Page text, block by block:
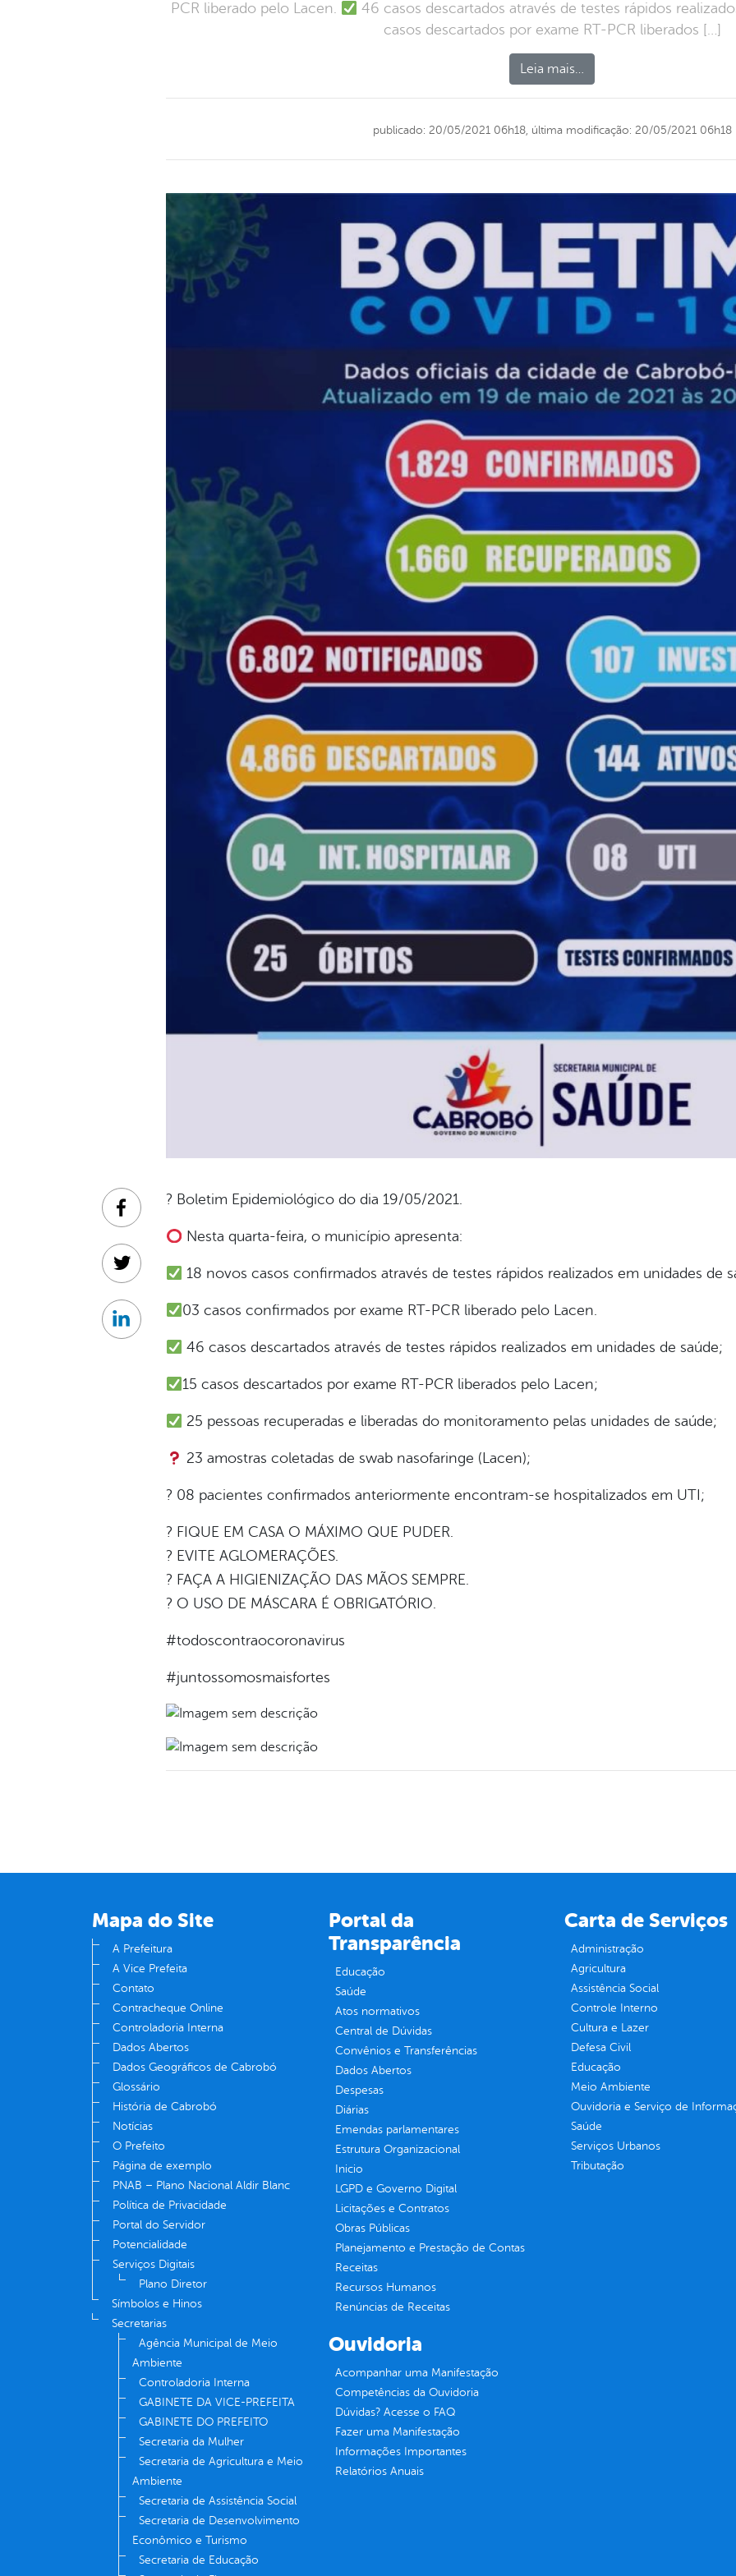
PCR liberado pelo Lacen.
46 casos descartados através de testes rápidos
casos descartados por exame RT-PCR liberados […]
Leia mais…
publicado: 20/05/2021 06h18, última modificação: 20/05/2021 06h18
? Boletim Epidemiológico do dia 19/05/2021.
Nesta quarta-feira, o município apresenta:
18 novos casos confirmados através de testes rápidos realizados em unidades de
03 casos confirmados por exame RT-PCR liberado pelo Lacen.
46 casos descartados através de testes rápidos realizados em unidades de saúde;
15 casos descartados por exame RT-PCR liberados pelo Lacen;
25 pessoas recuperadas e liberadas do monitoramento pelas unidades de saúde;
23 amostras coletadas de swab nasofaringe (Lacen);
? 08 pacientes confirmados anteriormente encontram-se hospitalizados em UTI;
? FIQUE EM CASA O MÁXIMO QUE PUDER.
? EVITE AGLOMERAÇÕES.
? FAÇA A HIGIENIZAÇÃO DAS MÃOS SEMPRE.
? O USO DE MÁSCARA É OBRIGATÓRIO.
#todoscontraocoronavirus
#juntossomosmaisfortes
Facebook
Twitter
Linkedin
Mapa do Site
A Prefeitura
A Vice Prefeita
Contato
Contracheque Online
Controladoria Interna
Dados Abertos
Dados Geográficos de Cabrobó
Glossário
História de Cabrobó
Notícias
O Prefeito
Página de exemplo
PNAB – Plano Nacional Aldir Blanc
Política de Privacidade
Portal do Servidor
Potencialidade
Serviços Digitais
Plano Diretor
Símbolos e Hinos
Secretarias
Agência Municipal de Meio
Ambiente
Controladoria Interna
GABINETE DA VICE-PREFEITA
GABINETE DO PREFEITO
Secretaria da Mulher
Secretaria de Agricultura e Meio
Ambiente
Secretaria de Assistência Social
Secretaria de Desenvolvimento
Econômico e Turismo
Secretaria de Educação
Portal da
Transparência
Educação
Saúde
Atos normativos
Central de Dúvidas
Convênios e Transferências
Dados Abertos
Despesas
Diárias
Emendas parlamentares
Estrutura Organizacional
Inicio
LGPD e Governo Digital
Licitações e Contratos
Obras Públicas
Planejamento e Prestação de Contas
Receitas
Recursos Humanos
Renúncias de Receitas
Carta de Serviços
Administração
Agricultura
Assistência Social
Controle Interno
Cultura e Lazer
Defesa Civil
Educação
Meio Ambiente
Ouvidoria e Serviço de
Saúde
Serviços Urbanos
Tributação
Ouvidoria
Acompanhar uma Manifestação
Competências da Ouvidoria
Dúvidas? Acesse o FAQ
Fazer uma Manifestação
Informações Importantes
Relatórios Anuais